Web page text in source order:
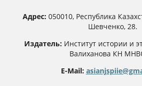
Адрес:050010, Республика
Шевченко, 28.
Издатель: Институт истории и
Валиханова КН
E-Mail: